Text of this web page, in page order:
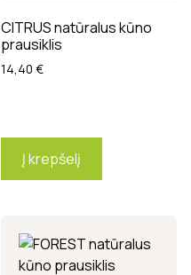
CITRUS natūralus kūno
prausiklis
14,40 €
Į krepšelį